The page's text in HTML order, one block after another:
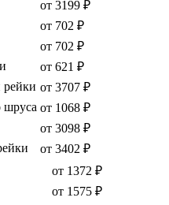
от 3199 ₽
от 702 ₽
от 702 ₽
от 621 ₽
рейки от 3707 ₽
шруса от 1068 ₽
от 3098 ₽
от 3402 ₽
от 1372 ₽
от 1575 ₽